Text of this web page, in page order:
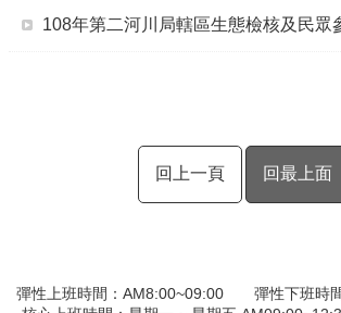
108年第二河川局轄區生態檢核及民眾
回上一頁 回最上面
彈性上班時間：AM8:00~09:00 彈性下班時